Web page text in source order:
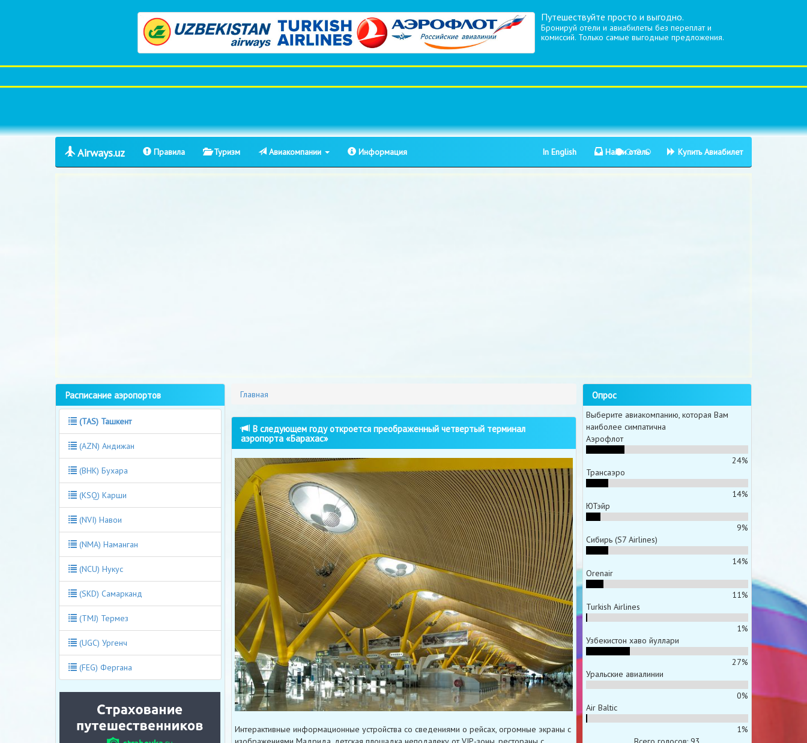
Путешествуйте просто и выгодно.
Бронируй отели и авиабилеты без переплат и
комиссий. Только самые выгодные предложения.
Airways.uz Правила Туризм Авиакомпании Информация In English Найти отель Купить Авиабилет
Главная
В следующем году откроется преображенный четвертый терминал
аэропорта «Барахас»
Интерактивные информационные устройства со сведениями о рейсах, огромные экраны с
Расписание аэропортов
(TAS) Ташкент
(AZN) Андижан
(BHK) Бухара
(KSQ) Карши
(NVI) Навои
(NMA) Наманган
(NCU) Нукус
(SKD) Самарканд
(TMJ) Термез
(UGC) Ургенч
(FEG) Фергана
Опрос
Выберите авиакомпанию, которая Вам
наиболее симпатична
Аэрофлот
24%
Трансаэро
14%
ЮТэйр
9%
Сибирь (S7 Airlines)
14%
Orenair
11%
Turkish Airlines
1%
Узбекистон хаво йуллари
27%
Уральские авиалинии
0%
Air Baltic
1%